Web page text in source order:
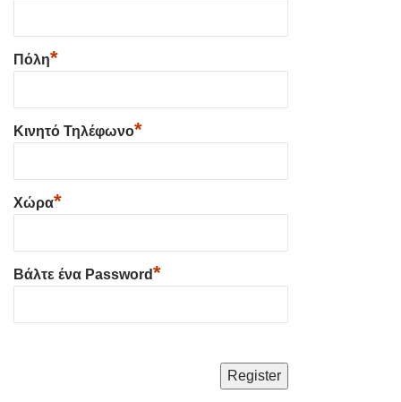
Πόλη*
Κινητό Τηλέφωνο*
Χώρα*
Βάλτε ένα Password*